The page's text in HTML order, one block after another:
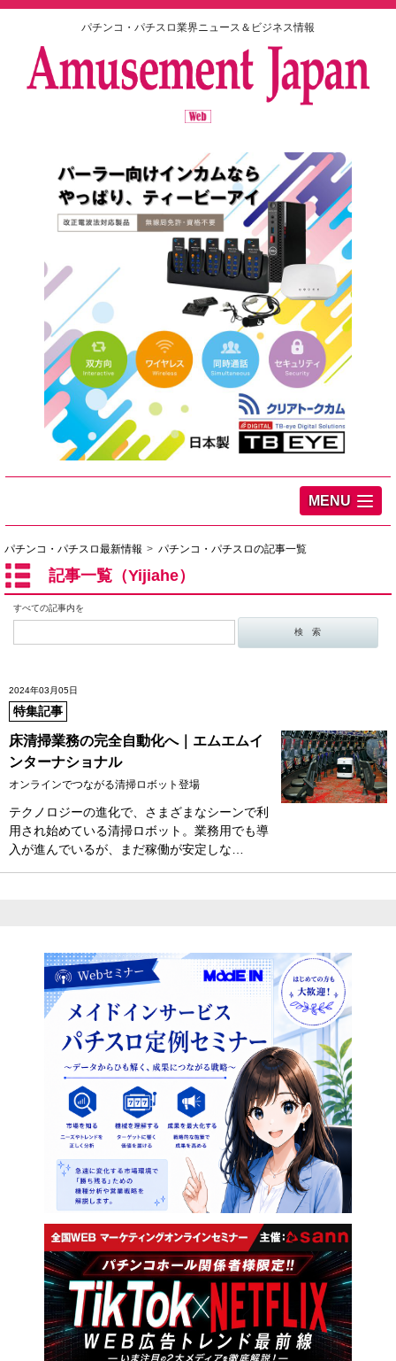
パチンコ・パチスロ業界ニュース＆ビジネス情報
MENU
パチンコ・パチスロ最新情報 パチンコ・パチスロの記事一覧
記事一覧（Yijiahe）
すべての記事内を
2024年03月05日
特集記事
床清掃業務の完全自動化へ｜エムエムイ
ンターナショナル
オンラインでつながる清掃ロボット登場
テクノロジーの進化で、さまざまなシーンで利
用され始めている清掃ロボット。業務用でも導
入が進んでいるが、まだ稼働が安定しな…